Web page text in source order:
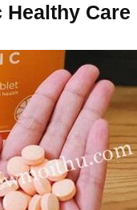
Healthy Care